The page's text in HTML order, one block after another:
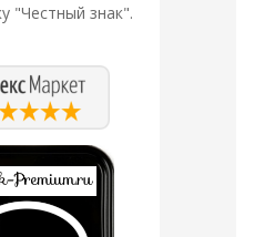
"Честный знак".